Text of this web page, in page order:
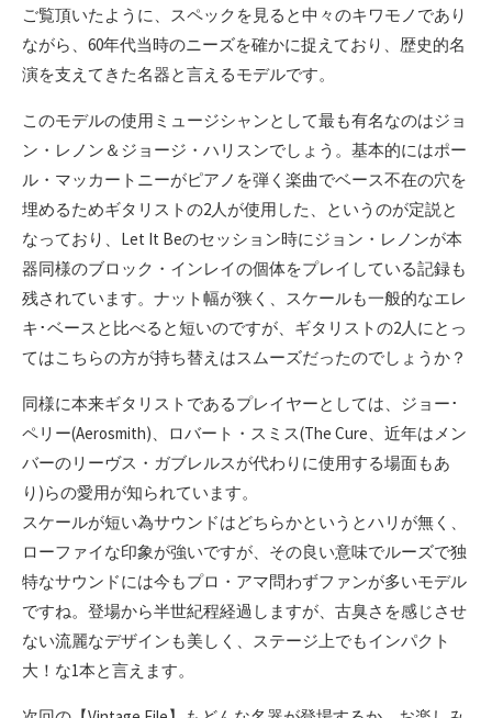
ご覧頂いたように、スペックを見ると中々のキワモノであり
ながら、60年代当時のニーズを確かに捉えており、歴史的名
演を支えてきた名器と言えるモデルです。
このモデルの使用ミュージシャンとして最も有名なのはジョ
ン・レノン＆ジョージ・ハリスンでしょう。基本的にはポー
ル・マッカートニーがピアノを弾く楽曲でベース不在の穴を
埋めるためギタリストの2人が使用した、というのが定説と
なっており、Let It Beのセッション時にジョン・レノンが本
器同様のブロック・インレイの個体をプレイしている記録も
残されています。ナット幅が狭く、スケールも一般的なエレ
キ･ベースと比べると短いのですが、ギタリストの2人にとっ
てはこちらの方が持ち替えはスムーズだったのでしょうか？
同様に本来ギタリストであるプレイヤーとしては、ジョー･
ペリー(Aerosmith)、ロバート・スミス(The Cure、近年はメン
バーのリーヴス・ガブレルスが代わりに使用する場面もあ
り)らの愛用が知られています。
スケールが短い為サウンドはどちらかというとハリが無く、
ローファイな印象が強いですが、その良い意味でルーズで独
特なサウンドには今もプロ・アマ問わずファンが多いモデル
ですね。登場から半世紀程経過しますが、古臭さを感じさせ
ない流麗なデザインも美しく、ステージ上でもインパクト
大！な1本と言えます。